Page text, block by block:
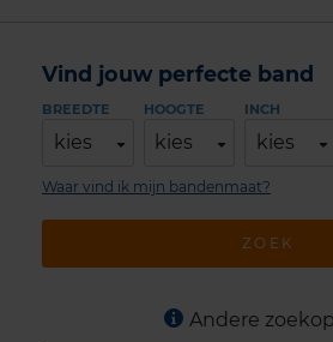
Vind jouw perfecte band
BREEDTE
kies
HOOGTE
kies
INCH
kies
ZOEK
Waar vind ik mijn bandenmaat?
Andere